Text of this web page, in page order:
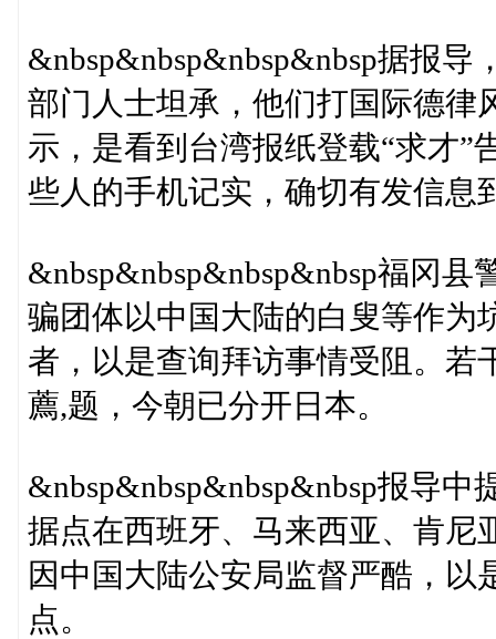
&nbsp&nbsp&nbsp&nbsp据报
部门人士坦承，他们打国际德律
示，是看到台湾报纸登载“求才”
些人的手机记实，确切有发信息
&nbsp&nbsp&nbsp&nbsp福冈
骗团体以中国大陆的白叟等作为
者，以是查询拜访事情受阻。若
薦,题，今朝已分开日本。
&nbsp&nbsp&nbsp&nbsp报导
据点在西班牙、马来西亚、肯尼
因中国大陆公安局监督严酷，
点。